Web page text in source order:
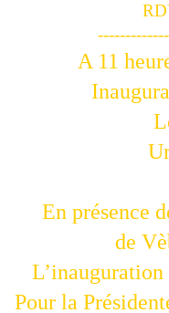
A 11
En présence
de
Pour la